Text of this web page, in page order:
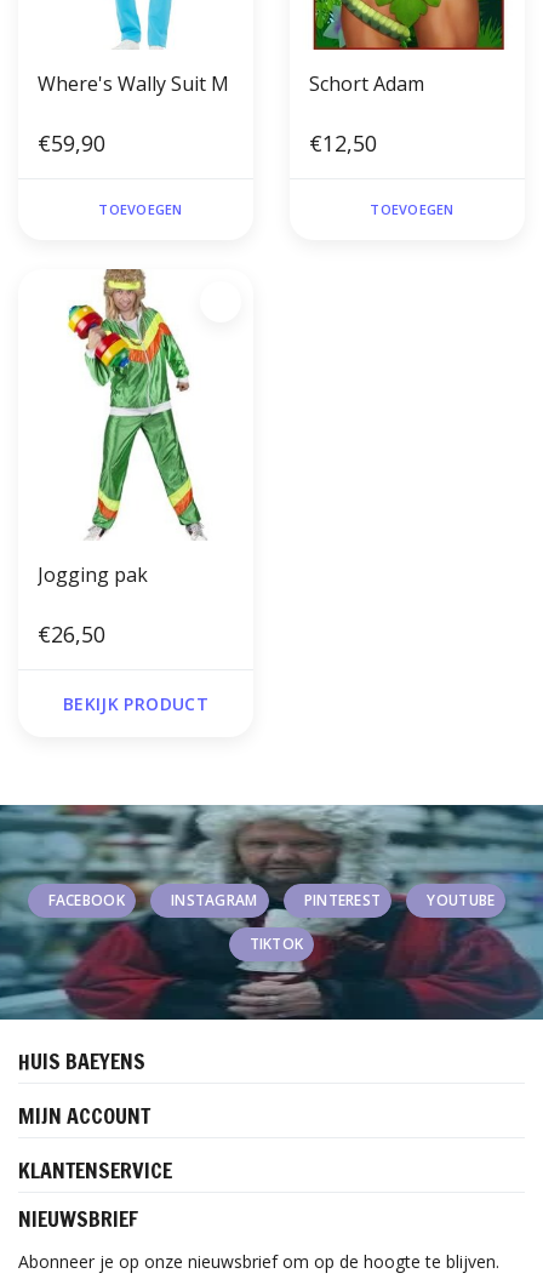
Where's Wally Suit M
€59,90
TOEVOEGEN
Schort Adam
€12,50
TOEVOEGEN
Jogging pak
€26,50
BEKIJK PRODUCT
FACEBOOK INSTAGRAM PINTEREST YOUTUBE
TIKTOK
HUIS BAEYENS
MIJN ACCOUNT
KLANTENSERVICE
NIEUWSBRIEF
Abonneer je op onze nieuwsbrief om op de hoogte te blijven.